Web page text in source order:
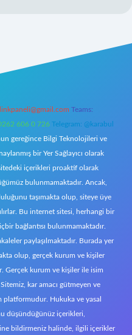
Teams:
606 0 726 Telegram: @karabul
gereğince Bilgi Teknolojileri ve
bir Yer Sağlayıcı olarak
içerikleri proaktif olarak
bulunmamaktadır. Ancak,
taşımakta olup, siteye üye
Bu internet sitesi, herhangi bir
bağlantısı bulunmamaktadır.
paylaşılmaktadır. Burada yer
olup, gerçek kurum ve kişiler
Gerçek kurum ve kişiler ile isim
kar amacı gütmeyen ve
platformudur. Hukuka ve yasal
düşündüğünüz içerikleri,
bildirmeniz halinde, ilgili içerikler